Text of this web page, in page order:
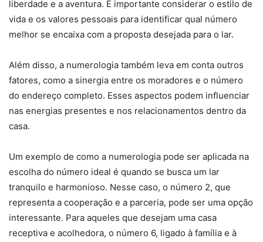
liberdade e a aventura. É importante considerar o estilo de
vida e os valores pessoais para identificar qual número
melhor se encaixa com a proposta desejada para o lar.
Além disso, a numerologia também leva em conta outros
fatores, como a sinergia entre os moradores e o número
do endereço completo. Esses aspectos podem influenciar
nas energias presentes e nos relacionamentos dentro da
casa.
Um exemplo de como a numerologia pode ser aplicada na
escolha do número ideal é quando se busca um lar
tranquilo e harmonioso. Nesse caso, o número 2, que
representa a cooperação e a parceria, pode ser uma opção
interessante. Para aqueles que desejam uma casa
receptiva e acolhedora, o número 6, ligado à família e à